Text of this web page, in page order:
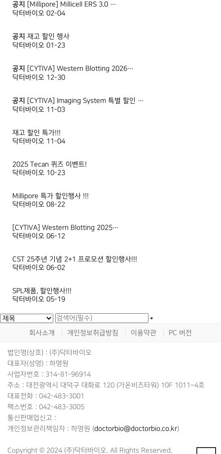
공지
[Millipore] Millicell ERS 3.0 …
닥터바이오 02-04
공지 재고 할인 행사
닥터바이오 01-23
공지
[CYTIVA] Western Blotting 2026…
닥터바이오 12-30
공지
[CYTIVA] Imaging System 특별 할인 …
닥터바이오 11-03
재고 할인 특가!!!
닥터바이오 11-04
2025 Tecan 퀴즈 이벤트!
닥터바이오 10-23
Millipore 특가 할인행사 !!!
닥터바이오 08-22
[CYTIVA] Western Blotting 2025…
닥터바이오 06-12
CST 25주년 기념 2+1 프로모션 할인행사!!!
닥터바이오 06-02
SPL제품, 할인행사!!!
닥터바이오 05-19
회사소개 개인정보취급방침 이용약관 PC 버전
법인명(상호) : (주)닥터바이오
대표자(성명) : 하명원
사업자번호 : 314-81-96914
주소 : 대전광역시 대덕구 대화로 120 (가온비즈타워) 10F 1011~4호
대표전화 : 042-483-3001
팩스번호 : 042-483-3005
통신판매업신고 :
개인정보관리책임자 : 하명원 (doctorbio@doctorbio.co.kr)
Copyright © 2024 (주)닥터바이오. All Rights Reserved.